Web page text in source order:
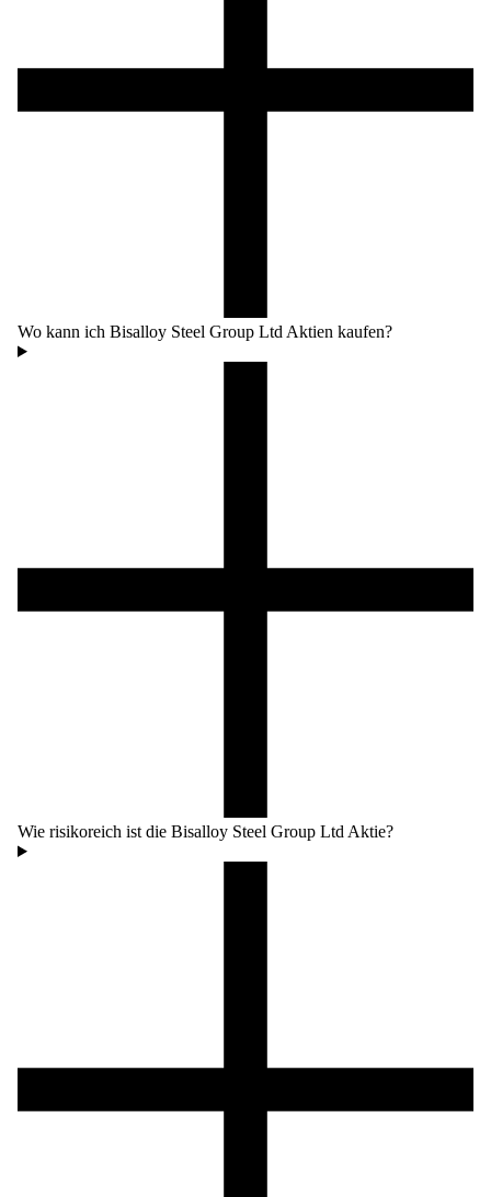
Wo kann ich Bisalloy Steel Group Ltd Aktien kaufen?
Wie risikoreich ist die Bisalloy Steel Group Ltd Aktie?